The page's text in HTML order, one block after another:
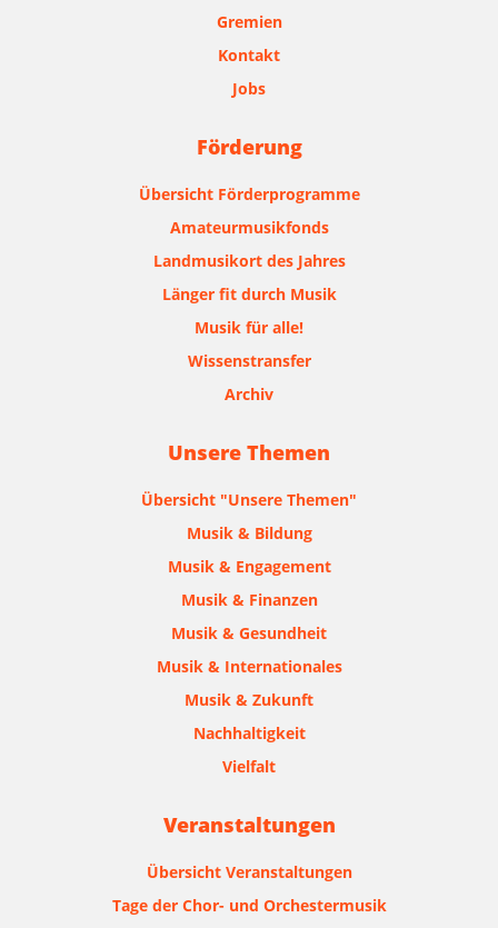
Gremien
Kontakt
Jobs
Förderung
Übersicht Förderprogramme
Amateurmusikfonds
Landmusikort des Jahres
Länger fit durch Musik
Musik für alle!
Wissenstransfer
Archiv
Unsere Themen
Übersicht "Unsere Themen"
Musik & Bildung
Musik & Engagement
Musik & Finanzen
Musik & Gesundheit
Musik & Internationales
Musik & Zukunft
Nachhaltigkeit
Vielfalt
Veranstaltungen
Übersicht Veranstaltungen
Tage der Chor- und Orchestermusik